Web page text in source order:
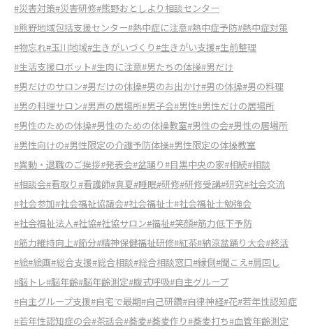
#災害対策#災害研修#熊野おとしより相談センター
#熊野地域包括支援センター#熱中症に注意#熱中症予防#熱中症対策
#物忘れ#玉川地域#生きがいづくり#生きがい支援#生前整理
#生活支援ロボット#生肉に注意#男たちの体操#男だけ
#男だけのサロン#男だけの体操#男のお出かけ#男の体操#男の料理
#男の料理サロン#男声の居場所#男子会#男性#男性だけの居場所
#男性のための体操#男性のための体操教室#男性の会#男性の居場所
#男性向けの#男性限定の介護予防体操#男性限定の体操教室
#異動・退職のご挨拶#発表会#盆踊り#目黒中央の家#相続#相談
#相談会#看取り#看護師#真夏#睡眠#研修#研修受講#研究#社会交流
#社会参加#社会福祉協議会#社会福祉士#社会福祉士勉強会
#社会福祉法人#社協#社協サロン#福祉#笑顔#筋力低下予防
#筋力維持向上#節分#精神保健福祉研修#紅茶#納涼盆踊り大会#終活
#絵#絵画#総合支援#総合相談#総合相談窓口#縁側#聞こえ #肩回し
#脳トレ#脳年齢#脳年齢測定#腹式呼吸#自主グループ
#自主グループ支援#自宅で最期#自己研鑽#自律神経#花#若年性認知症
#若年性認知症の会#茶話会#蕎麦#蕎麦作り#蕎麦打ち#血管年齢測定